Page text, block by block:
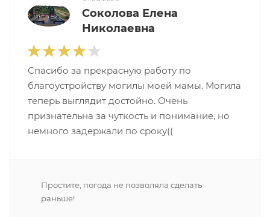
Соколова Елена
Николаевна
Спасибо за прекрасную работу по
благоустройству могилы моей мамы. Могила
теперь выглядит достойно. Очень
признательна за чуткость и понимание, но
немного задержали по сроку((
Простите, погода не позволяла сделать
раньше!